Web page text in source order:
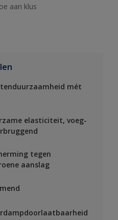
aan klus
mét
elasticiteit, voeg-
tegen
aanslag